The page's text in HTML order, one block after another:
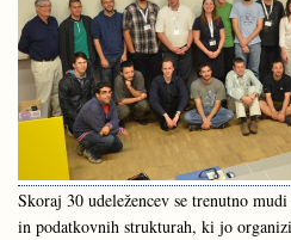
Skoraj 30 udeležencev se trenutno
in podatkovnih strukturah, ki jo